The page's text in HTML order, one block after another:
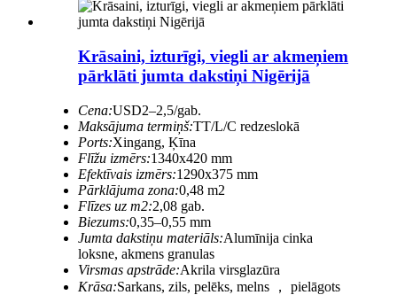
Krāsaini, izturīgi, viegli ar akmeņiem
pārklāti jumta dakstiņi Nigērijā
Cena:USD2–2,5/gab.
Maksājuma termiņš:TT/L/C redzeslokā
Ports:Xingang, Ķīna
Flīžu izmērs:1340x420 mm
Efektīvais izmērs:1290x375 mm
Pārklājuma zona:0,48 m2
Flīzes uz m2:2,08 gab.
Biezums:0,35–0,55 mm
Jumta dakstiņu materiāls:Alumīnija cinka
loksne, akmens granulas
Virsmas apstrāde:Akrila virsglazūra
Krāsa:Sarkans, zils, pelēks, melns ， pielāgots